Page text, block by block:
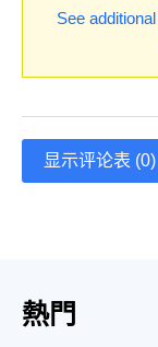
See
显示评论表 (0)
熱門